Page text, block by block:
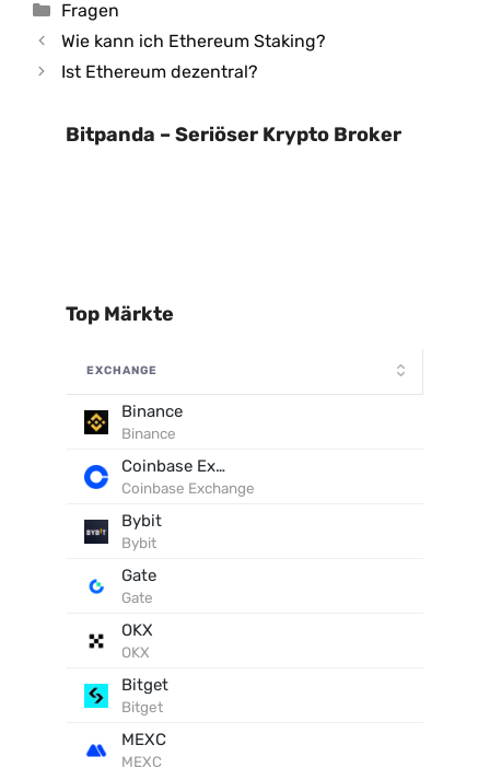
Kategorien
Fragen
Wie kann ich Ethereum Staking?
Ist Ethereum dezentral?
Bitpanda – Seriöser Krypto Broker
Top Märkte
EXCHANGE
Binance
Binance
Coinbase Exchange
Coinbase Exchange
Bybit
Bybit
Gate
Gate
OKX
OKX
Bitget
Bitget
MEXC
MEXC